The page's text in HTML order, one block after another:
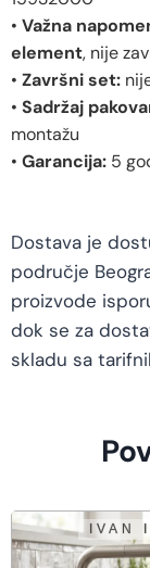
• Važna
element, nije
• Završni set:
• Sadržaj
montažu
• Garancija: 5
Dostava je
područje
proizvode
dok se za
skladu sa